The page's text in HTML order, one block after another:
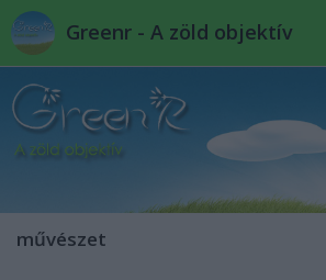
Greenr - A zöld objektív
művészet